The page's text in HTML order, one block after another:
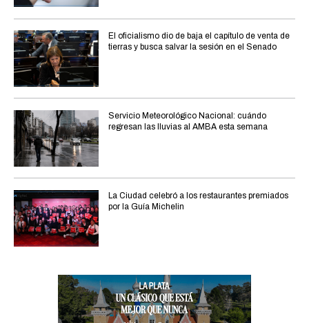
El oficialismo dio de baja el capítulo de venta de
tierras y busca salvar la sesión en el Senado
Servicio Meteorológico Nacional: cuándo
regresan las lluvias al AMBA esta semana
La Ciudad celebró a los restaurantes premiados
por la Guía Michelin